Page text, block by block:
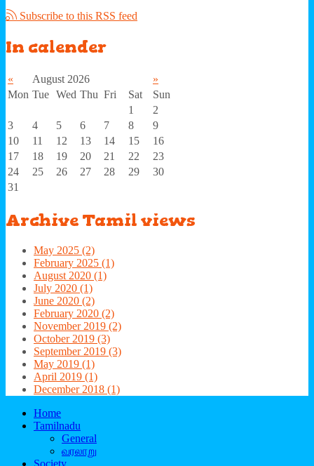
Subscribe to this RSS feed
In calender
« August 2026
»
Mon Tue Wed Thu Fri Sat
Sun
1
2
3
4 5 6 7 8
9
10
11 12 13 14 15
16
17
18 19 20 21 22
23
24
25 26 27 28 29
30
31
Archive Tamil views
May 2025 (2)
February 2025 (1)
August 2020 (1)
July 2020 (1)
June 2020 (2)
February 2020 (2)
November 2019 (2)
October 2019 (3)
September 2019 (3)
May 2019 (1)
April 2019 (1)
December 2018 (1)
Home
Tamilnadu
General
வரலாறு
Society